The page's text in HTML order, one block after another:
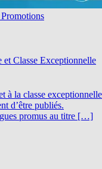
et Classe Exceptionnelle
à la classe exceptionnelle
d’être publiés.
promus au titre […]